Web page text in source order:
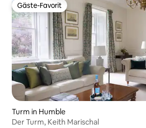
Gäste-Favorit
Gäste-Favorit
Turm in Humble
Der Turm, Keith Marischal